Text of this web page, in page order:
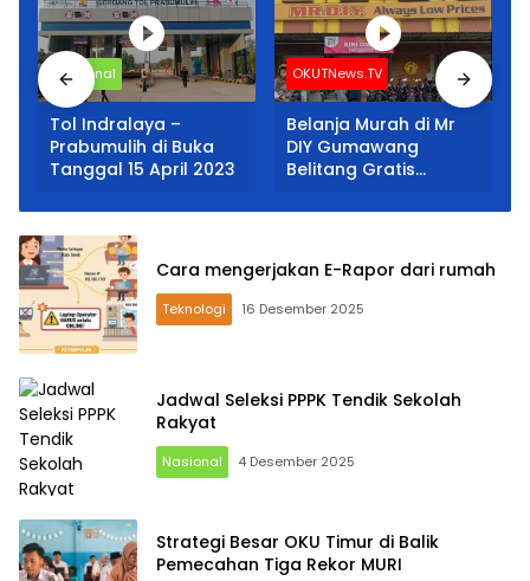
Nasional
Tol Indralaya –
Prabumulih di Buka
Tanggal 15 April 2023
OKUTNews.TV
Belanja Murah di Mr
DIY Gumawang
Belitang Gratis
Cara mengerjakan E-Rapor dari rumah
Teknologi 16 Desember 2025
Jadwal Seleksi PPPK Tendik Sekolah
Rakyat
Nasional 4 Desember 2025
Strategi Besar OKU Timur di Balik
Pemecahan Tiga Rekor MURI